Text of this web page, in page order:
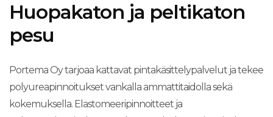
Huopakaton ja peltikaton
pesu
Portema Oy tarjoaa kattavat pintakäsittelypalvelut ja tekee
polyureapinnoitukset vankalla ammattitaidolla sekä
kokemuksella. Elastomeeripinnoitteet ja